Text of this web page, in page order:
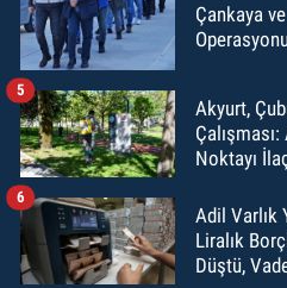
Çankaya
Akyurt,
Noktayı
5
Adil Varlık
Liralık
Düştü,
6